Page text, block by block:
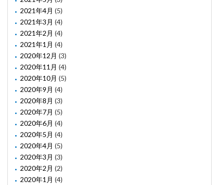
2021年4月 (5)
2021年3月 (4)
2021年2月 (4)
2021年1月 (4)
2020年12月 (3)
2020年11月 (4)
2020年10月 (5)
2020年9月 (4)
2020年8月 (3)
2020年7月 (5)
2020年6月 (4)
2020年5月 (4)
2020年4月 (5)
2020年3月 (3)
2020年2月 (2)
2020年1月 (4)